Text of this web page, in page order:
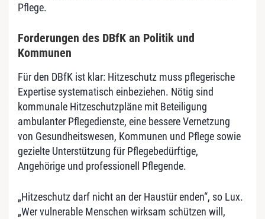
Pflege.
Forderungen des DBfK an Politik und
Kommunen
Für den DBfK ist klar: Hitzeschutz muss pflegerische
Expertise systematisch einbeziehen. Nötig sind
kommunale Hitzeschutzpläne mit Beteiligung
ambulanter Pflegedienste, eine bessere Vernetzung
von Gesundheitswesen, Kommunen und Pflege sowie
gezielte Unterstützung für Pflegebedürftige,
Angehörige und professionell Pflegende.
„Hitzeschutz darf nicht an der Haustür enden“, so Lux.
„Wer vulnerable Menschen wirksam schützen will,